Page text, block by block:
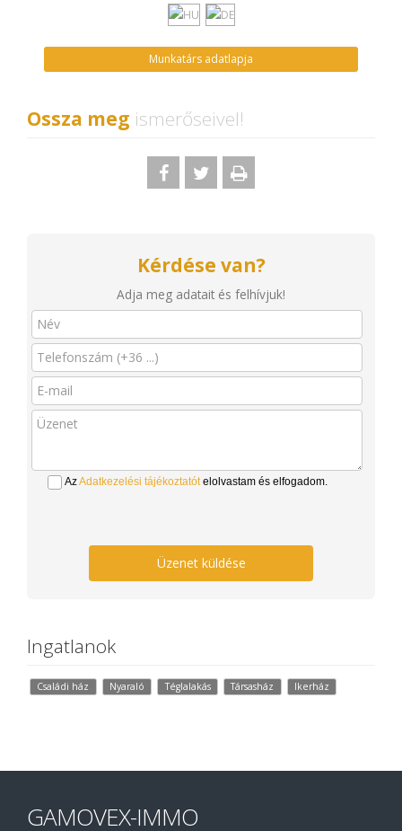
Munkatárs adatlapja
Ossza meg ismerőseivel!
Kérdése van?
Adja meg adatait és felhívjuk!
AzAdatkezelési tájékoztatótelolvastam és elfogadom.
Üzenet küldése
Ingatlanok
Családi ház Nyaraló Téglalakás Társasház Ikerház
GAMOVEX-IMMO